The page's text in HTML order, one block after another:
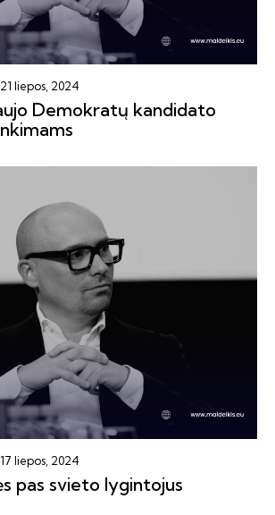
21 liepos, 2024
Demokratų kandidato
17 liepos, 2024
pas svieto lygintojus